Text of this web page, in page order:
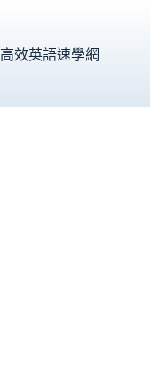
主
高效英語速學網